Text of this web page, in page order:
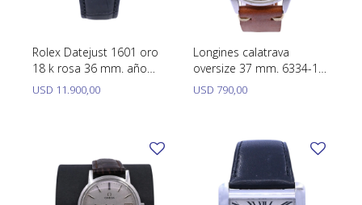
Rolex Datejust 1601 oro
18 k rosa 36 mm. año
1970 brazalete cuero.
USD 11.900,00
Longines calatrava
oversize 37 mm. 6334-13
movimiento manual año
USD 790,00